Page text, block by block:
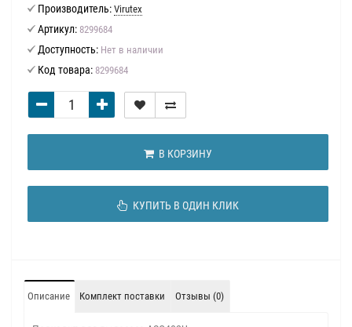
Производитель: Virutex
Артикул: 8299684
Доступность: Нет в наличии
Код товара: 8299684
В КОРЗИНУ
КУПИТЬ В ОДИН КЛИК
Описание Комплект поставки Отзывы (0)